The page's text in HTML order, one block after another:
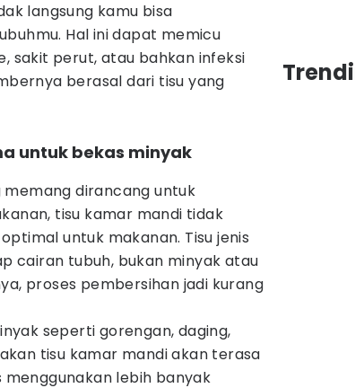
langsung kamu bisa
Hal ini dapat memicu
sakit perut, atau bahkan infeksi
berasal dari tisu yang
untuk bekas minyak
dirancang untuk
tisu kamar mandi tidak
untuk makanan. Tisu jenis
cairan tubuh, bukan minyak atau
proses pembersihan jadi kurang
seperti gorengan, daging,
tisu kamar mandi akan terasa
lebih banyak